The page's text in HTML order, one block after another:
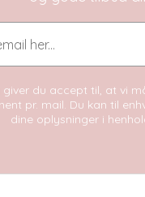
giver du accept til, at vi
pr. mail. Du kan til
dine oplysninger i